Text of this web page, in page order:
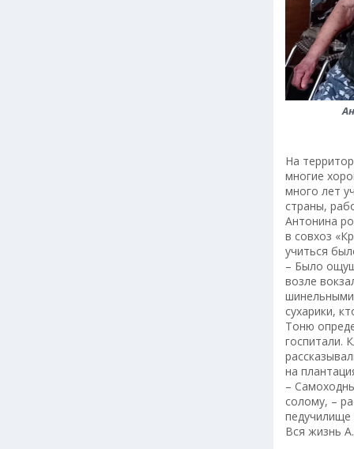
На
многие
много лет
страны,
Антонина
в совхоз
учиться
– Было
возле
шинельными
сухарики,
Тоню
госпитали.
на
–
солому, –
педучилище
Вся жизнь